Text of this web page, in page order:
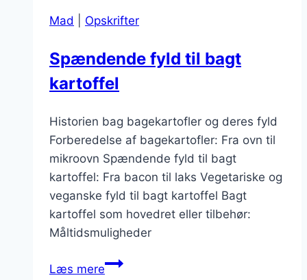
Mad Opskrifter
Spændende fyld til bagt
kartoffel
Historien bag bagekartofler og deres fyld
Forberedelse af bagekartofler: Fra ovn til
mikroovn Spændende fyld til bagt
kartoffel: Fra bacon til laks Vegetariske og
veganske fyld til bagt kartoffel Bagt
kartoffel som hovedret eller tilbehør:
Måltidsmuligheder
Læs mereSpændende